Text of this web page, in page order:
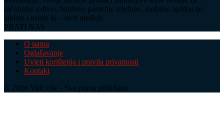
računalni softver, hardver, pametne telefone, mobilne aplikacije,
tablete i ostale hi – tech uređaje.
PRATI NAS
O nama
Oglašavanje
Uvjeti korištenja i pravila privatnosti
Kontakt
© 2026 Vidi više - Sva prava pridržana